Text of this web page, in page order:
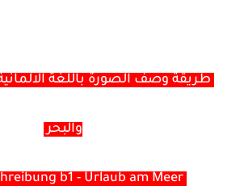
طريقة وصف الصورة باللغة
والبحر
Bildbeschreibung b1 - Urlaub am Meer